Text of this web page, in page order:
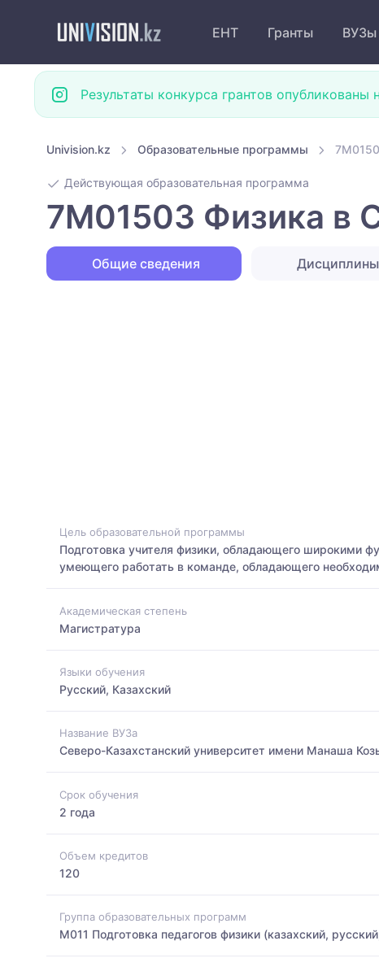
ЕНТ Гранты ВУЗы
Результаты конкурса грантов опубликованы
Univision.kz Образовательные программы
Действующая образовательная программа
7M01503 Физика в
Общие сведения Дисциплины
Цель образовательной программы
Подготовка учителя физики, обладающего широкими
умеющего работать в команде, обладающего
Академическая степень
Магистратура
Языки обучения
Русский, Казахский
Название ВУЗа
Северо-Казахстанский университет имени Манаша
Срок обучения
2 года
Объем кредитов
120
Группа образовательных программ
M011 Подготовка педагогов физики (казахский,